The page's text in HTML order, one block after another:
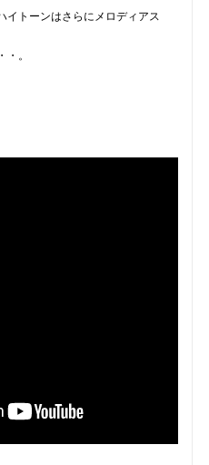
イトーンはさらにメロディアス
・。